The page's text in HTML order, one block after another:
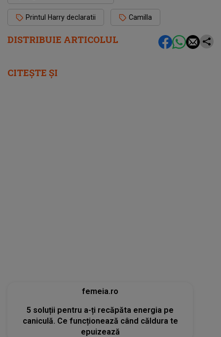
DISTRIBUIE ARTICOLUL
Printul Harry declaratii Camilla
CITEȘTE ȘI
femeia.ro
5 soluții pentru a-ți recăpăta energia pe
caniculă. Ce funcționează când căldura te
epuizează